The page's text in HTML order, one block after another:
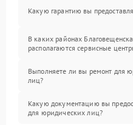
Какую гарантию вы
В каких районах Благовещенска
располагаются сервисные
Выполняете ли вы ремонт для
лиц?
Какую документацию вы
для юридических лиц?